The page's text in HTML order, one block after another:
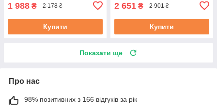
1 988 ₴ 2 178 ₴
Купити
2 651 ₴ 2 901 ₴
Купити
Показати ще
Про нас
98% позитивних з 166 відгуків за рік